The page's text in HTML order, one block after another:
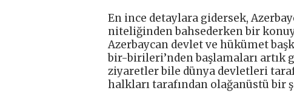
En ince detaylara gidersek,
niteliğinden bahsederken bir
Azerbaycan devlet ve hükümet
bir-birileri’nden başlamaları artık
ziyaretler bile dünya devletleri
halkları tarafından olağanüstü bir